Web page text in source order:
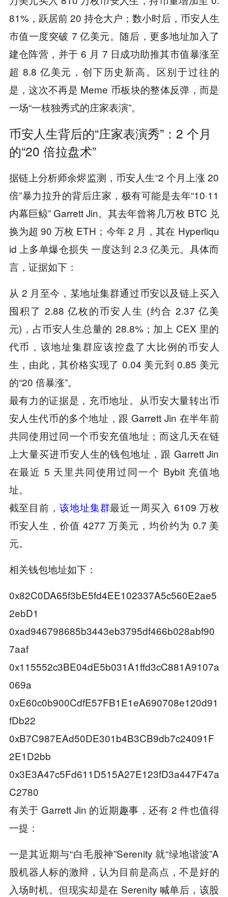
81%，跃居前 20 持仓大户；数小时后，币安人生
市值一度突破 7 亿美元。随后，更多地址加入了
建仓阵营，并于 6 月 7 日成功助推其市值暴涨至
超 8.8 亿美元，创下历史新高。区别于过往的
是，这次不再是 Meme 币板块的整体反弹，而是
一场“一枝独秀式的庄家表演”。
币安人生背后的“庄家表演秀”：2 个月
的“20 倍拉盘术”
据链上分析师余烬监测，币安人生“2 个月上涨 20
倍”暴力拉升的背后庄家，极有可能是去年“10·11
内幕巨鲸” Garrett Jin。其去年曾将几万枚 BTC 兑
换为超 90 万枚 ETH；今年 2 月，其在 Hyperliqu
id 上多单爆仓损失 一度达到 2.3 亿美元。具体而
言，证据如下：
从 2 月至今，某地址集群通过币安以及链上买入
囤积了 2.88 亿枚的币安人生 (约合 2.37 亿美
元)，占币安人生总量的 28.8%；加上 CEX 里的
代币，该地址集群应该控盘了大比例的币安人
生，由此，其价格实现了 0.04 美元到 0.85 美元
的“20 倍暴涨”。
最有力的证据是，充币地址。从币安大量转出币
安人生代币的多个地址，跟 Garrett Jin 在半年前
共同使用过同一个币安充值地址；而这几天在链
上大量买进币安人生的钱包地址，跟 Garrett Jin
在最近 5 天里共同使用过同一个 Bybit 充值地
址。
截至目前， 该地址集群最近一周买入 6109 万枚
币安人生，价值 4277 万美元，均价约为 0.7 美
元。
相关钱包地址如下：
0x82C0DA65f3bE5fd4EE102337A5c560E2ae5
2ebD1
0xad946798685b3443eb3795df466b028abf90
7aaf
0x115552c3BE04dE5b031A1ffd3cC881A9107a
069a
0xE60c0b900CdfE57FB1E1eA690708e120d91
fDb22
0xB7C987EAd50DE301b4B3CB9db7c24091F
2E1D2bb
0x3E3A47c5Fd611D515A27E123fD3a447F47a
C2780
有关于 Garrett Jin 的近期趣事，还有 2 件也值得
一提：
一是其近期与“白毛股神”Serenity 就“绿地谐波”A
股机器人标的激辩，认为目前是高点，不是好的
入场时机。但现实却是在 Serenity 喊单后，该股